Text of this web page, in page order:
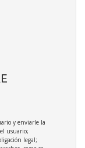
y enviarle la
usuario;
legal;